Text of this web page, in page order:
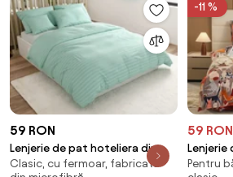
59 RON
Lenjerie de pat hoteliera din
microfibra JASMINE menta -
Clasic, cu fermoar, fabricată
-11 %
59 RON
Pentru